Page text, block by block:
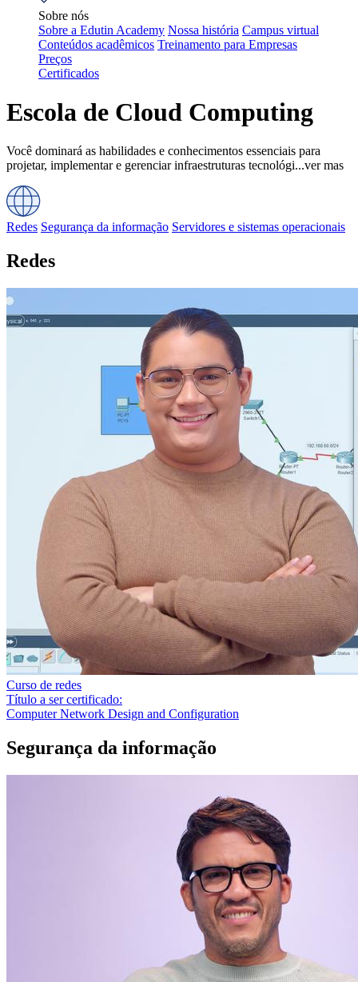
Sobre nós
Sobre a Edutin Academy Nossa história Campus virtual
Conteúdos acadêmicos Treinamento para Empresas
Preços
Certificados
Escola de Cloud Computing
Você dominará as habilidades e conhecimentos essenciais para
projetar, implementar e gerenciar infraestruturas tecnológi...ver mas
Redes Segurança da informação Servidores e sistemas operacionais
Redes
Curso de redes
Título a ser certificado:
Computer Network Design and Configuration
Segurança da informação